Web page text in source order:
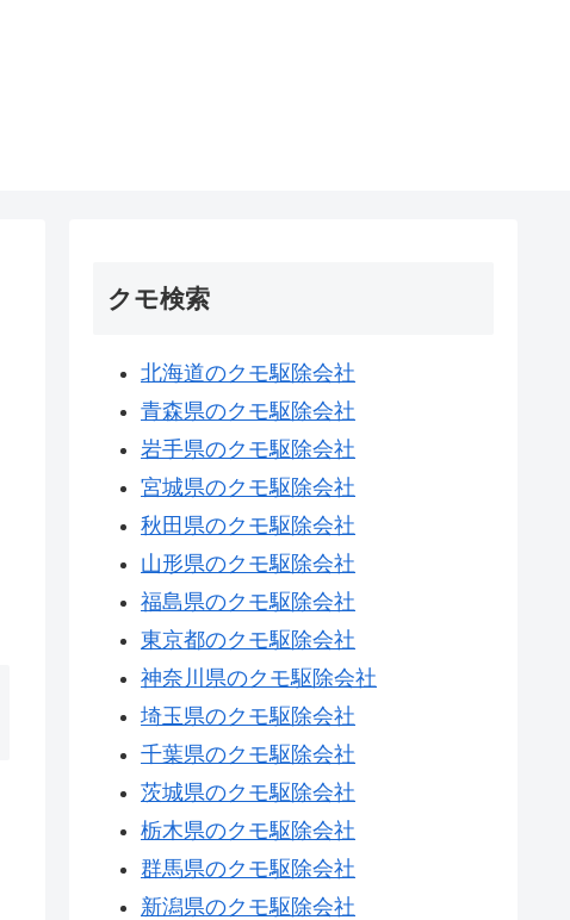
クモ検索
北海道のクモ駆除会社
青森県のクモ駆除会社
岩手県のクモ駆除会社
宮城県のクモ駆除会社
秋田県のクモ駆除会社
山形県のクモ駆除会社
福島県のクモ駆除会社
東京都のクモ駆除会社
神奈川県のクモ駆除会社
埼玉県のクモ駆除会社
千葉県のクモ駆除会社
茨城県のクモ駆除会社
栃木県のクモ駆除会社
群馬県のクモ駆除会社
新潟県のクモ駆除会社